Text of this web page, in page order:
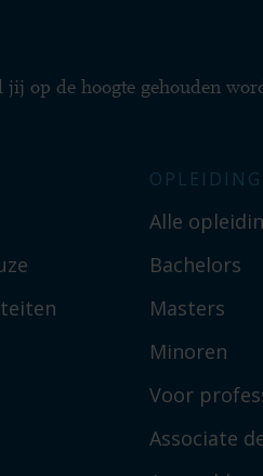
jij op de hoogte gehouden
Alle
Bachelors
Masters
Minoren
Voor
Associate